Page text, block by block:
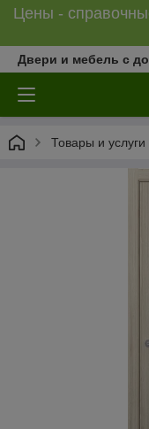
Цены -
Двери и мебель с
Товары и услуги